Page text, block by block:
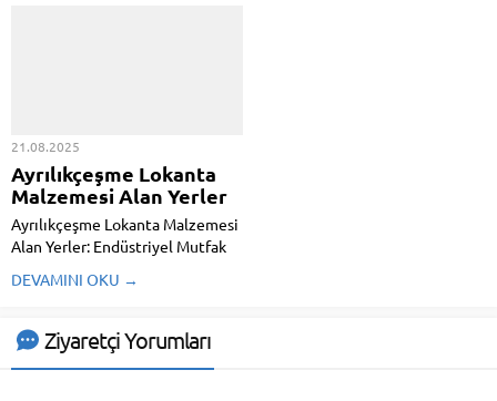
21.08.2025
Ayrılıkçeşme Lokanta
Malzemesi Alan Yerler
Ayrılıkçeşme Lokanta Malzemesi
Alan Yerler: Endüstriyel Mutfak
Sistemi Ayrılıkçeşme Lokanta
işletmeciliği, bir iş kurma ve
yürütme süreci içinde pek çok
DEVAMINI OKU →
Ziyaretçi Yorumları